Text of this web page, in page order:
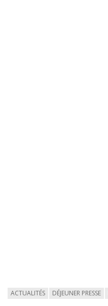
ACTUALITÉS DÉJEUNER PRESSE